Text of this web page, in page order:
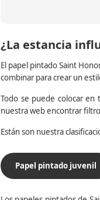
¿La estancia
El papel pintado Saint
combinar para crear un
Todo se puede colocar
nuestra web encontrar
Están son nuestra
Papel pintado juvenil